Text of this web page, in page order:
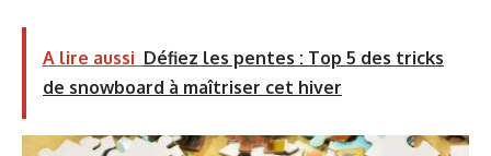
A lire aussi Défiez les pentes : Top 5 des tricks
de snowboard à maîtriser cet hiver